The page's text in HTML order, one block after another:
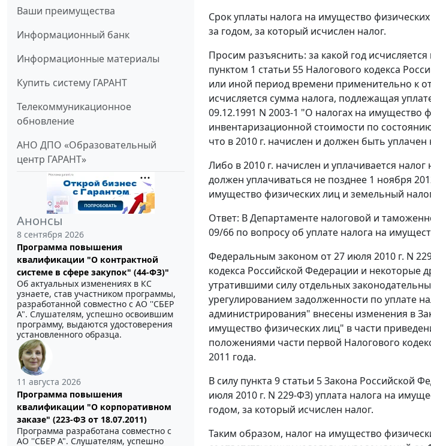
Ваши преимущества
Информационный банк
Информационные материалы
Купить систему ГАРАНТ
Телекоммуникационное
обновление
АНО ДПО «Образовательный
центр ГАРАНТ»
Анонсы
8 сентября 2026
Программа повышения
квалификации "О контрактной
системе в сфере закупок" (44-ФЗ)"
Об актуальных изменениях в КС
узнаете, став участником программы,
разработанной совместно с АО ''СБЕР
А". Слушателям, успешно освоившим
программу, выдаются удостоверения
установленного образца.
11 августа 2026
Программа повышения
квалификации "О корпоративном
заказе" (223-ФЗ от 18.07.2011)
Программа разработана совместно с
АО ''СБЕР А". Слушателям, успешно
Срок уплаты налога на имущество
за годом, за который исчислен налог.
Просим разъяснить: за какой год
пунктом 1 статьи 55 Налогового кодекса
или иной период времени применительно к
исчисляется сумма налога, подлежащая
09.12.1991 N 2003-1 "О налогах на имущество
инвентаризационной стоимости по
что в 2010 г. начислен и должен быть
Либо в 2010 г. начислен и уплачивается
должен уплачиваться не позднее 1 ноября
имущество физических лиц и земельный
Ответ: В Департаменте налоговой и
09/66 по вопросу об уплате налога на
Федеральным законом от 27 июля 2010 г. N
кодекса Российской Федерации и некоторые
утратившими силу отдельных
урегулированием задолженности по уплате
администрирования" внесены изменения в
имущество физических лиц" в части
положениями части первой Налогового
2011 года.
В силу пункта 9 статьи 5 Закона Российской
июля 2010 г. N 229-ФЗ) уплата налога на
годом, за который исчислен налог.
Таким образом, налог на имущество